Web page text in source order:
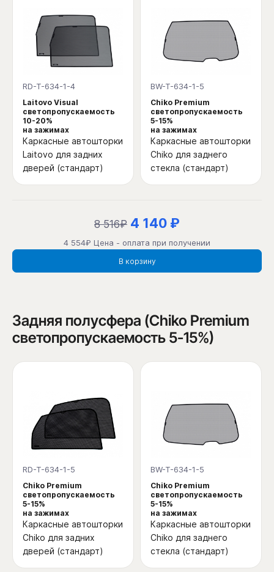
RD-T-634-1-4
Laitovo Visual
светопропускаемость
10-20%
на зажимах
Каркасные автошторки
Laitovo для задних
дверей (стандарт)
BW-T-634-1-5
Chiko Premium
светопропускаемость
5-15%
на зажимах
Каркасные автошторки
Chiko для заднего
стекла (стандарт)
8 516₽ 4 140 ₽
4 554₽ Цена - оплата при получении
В корзину
Задняя полусфера (Chiko Premium
светопропускаемость 5-15%)
RD-T-634-1-5
Chiko Premium
светопропускаемость
5-15%
на зажимах
Каркасные автошторки
Chiko для задних
дверей (стандарт)
BW-T-634-1-5
Chiko Premium
светопропускаемость
5-15%
на зажимах
Каркасные автошторки
Chiko для заднего
стекла (стандарт)